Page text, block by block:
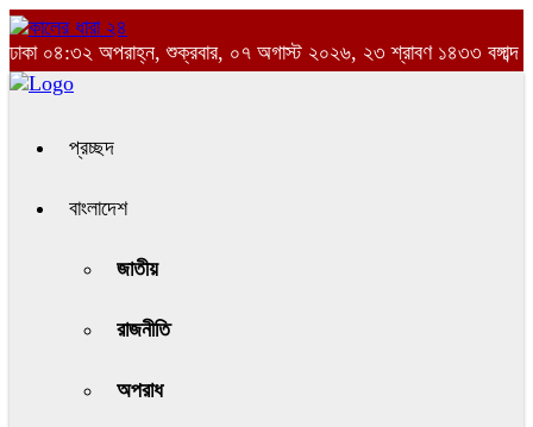
ঢাকা ০৪:৩২ অপরাহ্ন, শুক্রবার, ০৭ অগাস্ট ২০২৬, ২৩ শ্রাবণ ১৪৩৩ বঙ্গাব্দ
প্রচ্ছদ
বাংলাদেশ
জাতীয়
রাজনীতি
অপরাধ